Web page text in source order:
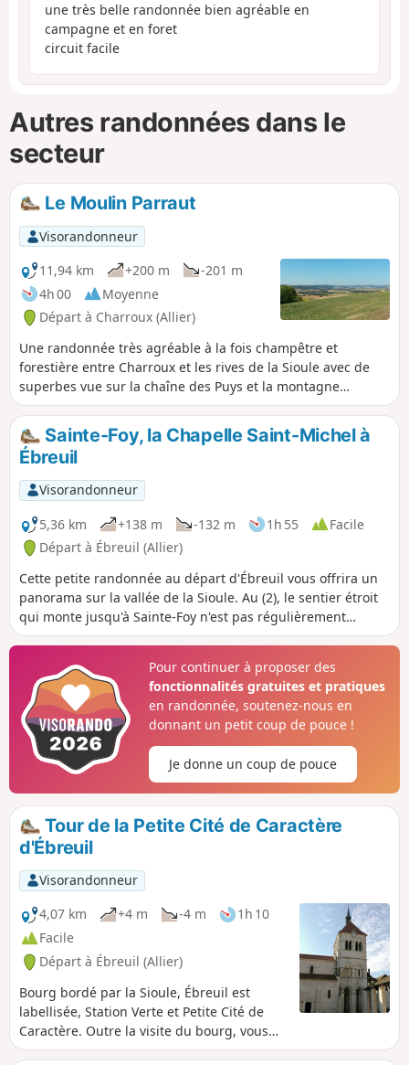
une très belle randonnée bien agréable en
campagne et en foret
circuit facile
Autres randonnées dans le
secteur
Le Moulin Parraut
Visorandonneur
11,94 km
+200 m
-201 m
4h 00
Moyenne
Départ à Charroux (Allier)
Une randonnée très agréable à la fois champêtre et
forestière entre Charroux et les rives de la Sioule avec de
superbes vue sur la chaîne des Puys et la montagne
bourbonaise par temps clair.
Sainte-Foy, la Chapelle Saint-Michel à
Ébreuil
Visorandonneur
5,36 km
+138 m -132 m 1h 55
Facile
Départ à Ébreuil (Allier)
Cette petite randonnée au départ d'Ébreuil vous offrira un
panorama sur la vallée de la Sioule. Au (2), le sentier étroit
qui monte jusqu'à Sainte-Foy n'est pas régulièrement
entretenu. L'herbe peut être un peu haute.
Pour continuer à proposer des
fonctionnalités gratuites et pratiques
en randonnée, soutenez-nous en
donnant un petit coup de pouce !
Je donne un coup de pouce
Tour de la Petite Cité de Caractère
d'Ébreuil
Visorandonneur
4,07 km
+4 m -4 m
1h 10
Facile
Départ à Ébreuil (Allier)
Bourg bordé par la Sioule, Ébreuil est
labellisée, Station Verte et Petite Cité de
Caractère. Outre la visite du bourg, vous
pourrez profiter d'avril à septembre de